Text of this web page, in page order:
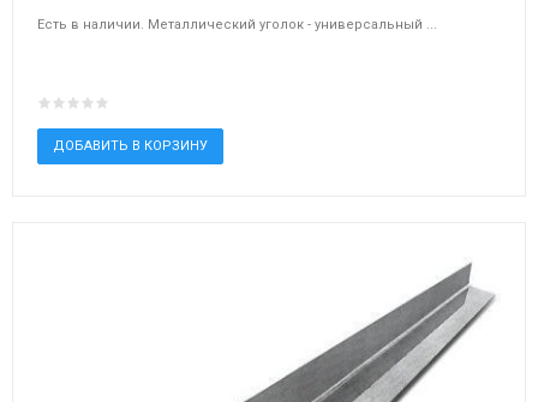
Есть в наличии. Металлический уголок - универсальный ...